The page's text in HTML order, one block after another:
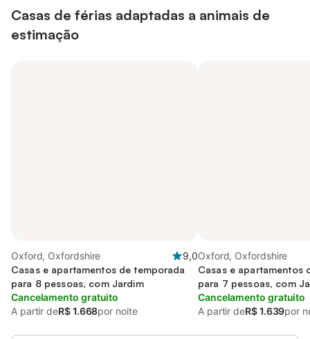
Casas de férias adaptadas a animais de
estimação
Oxford, Oxfordshire
9,0
Casas e apartamentos de temporada
para 8 pessoas, com Jardim
Cancelamento gratuito
A partir deR$ 1.668por noite
Oxford, Oxfordshire
Casas e apartamentos
para 7 pessoas, com
Cancelamento gratuito
A partir deR$ 1.639por